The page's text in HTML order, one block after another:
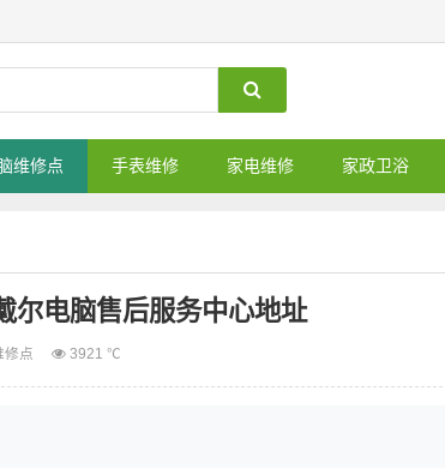
维修点 手表维修 家电维修 家政卫浴
尔电脑售后服务中心地址
修点 3921 ℃